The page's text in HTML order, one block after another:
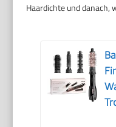
Haardichte und danach,